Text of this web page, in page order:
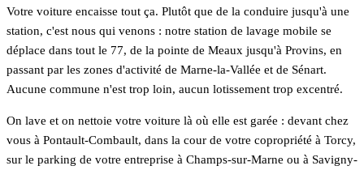
Votre voiture encaisse tout ça. Plutôt que de la conduire jusqu'à une
station, c'est nous qui venons : notre station de lavage mobile se
déplace dans tout le 77, de la pointe de Meaux jusqu'à Provins, en
passant par les zones d'activité de Marne-la-Vallée et de Sénart.
Aucune commune n'est trop loin, aucun lotissement trop excentré.
On lave et on nettoie votre voiture là où elle est garée : devant chez
vous à Pontault-Combault, dans la cour de votre copropriété à Torcy,
sur le parking de votre entreprise à Champs-sur-Marne ou à Savigny-